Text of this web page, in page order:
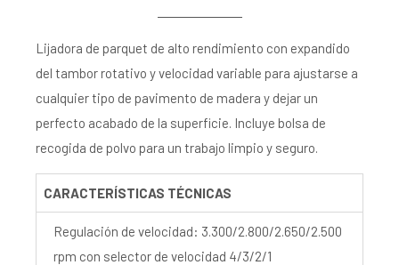
Lijadora de parquet de alto rendimiento con expandido
del tambor rotativo y velocidad variable para ajustarse a
cualquier tipo de pavimento de madera y dejar un
perfecto acabado de la superficie. Incluye bolsa de
recogida de polvo para un trabajo limpio y seguro.
CARACTERÍSTICAS TÉCNICAS
Regulación de velocidad: 3.300/2.800/2.650/2.500
rpm con selector de velocidad 4/3/2/1